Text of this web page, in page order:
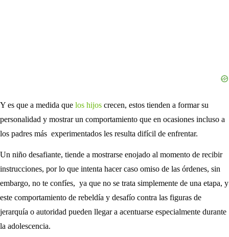
Y es que a medida que los hijos crecen, estos tienden a formar su
personalidad y mostrar un comportamiento que en ocasiones incluso a
los padres más experimentados les resulta difícil de enfrentar.
Un niño desafiante, tiende a mostrarse enojado al momento de recibir
instrucciones, por lo que intenta hacer caso omiso de las órdenes, sin
embargo, no te confíes, ya que no se trata simplemente de una etapa, y
este comportamiento de rebeldía y desafío contra las figuras de
jerarquía o autoridad pueden llegar a acentuarse especialmente durante
la adolescencia.